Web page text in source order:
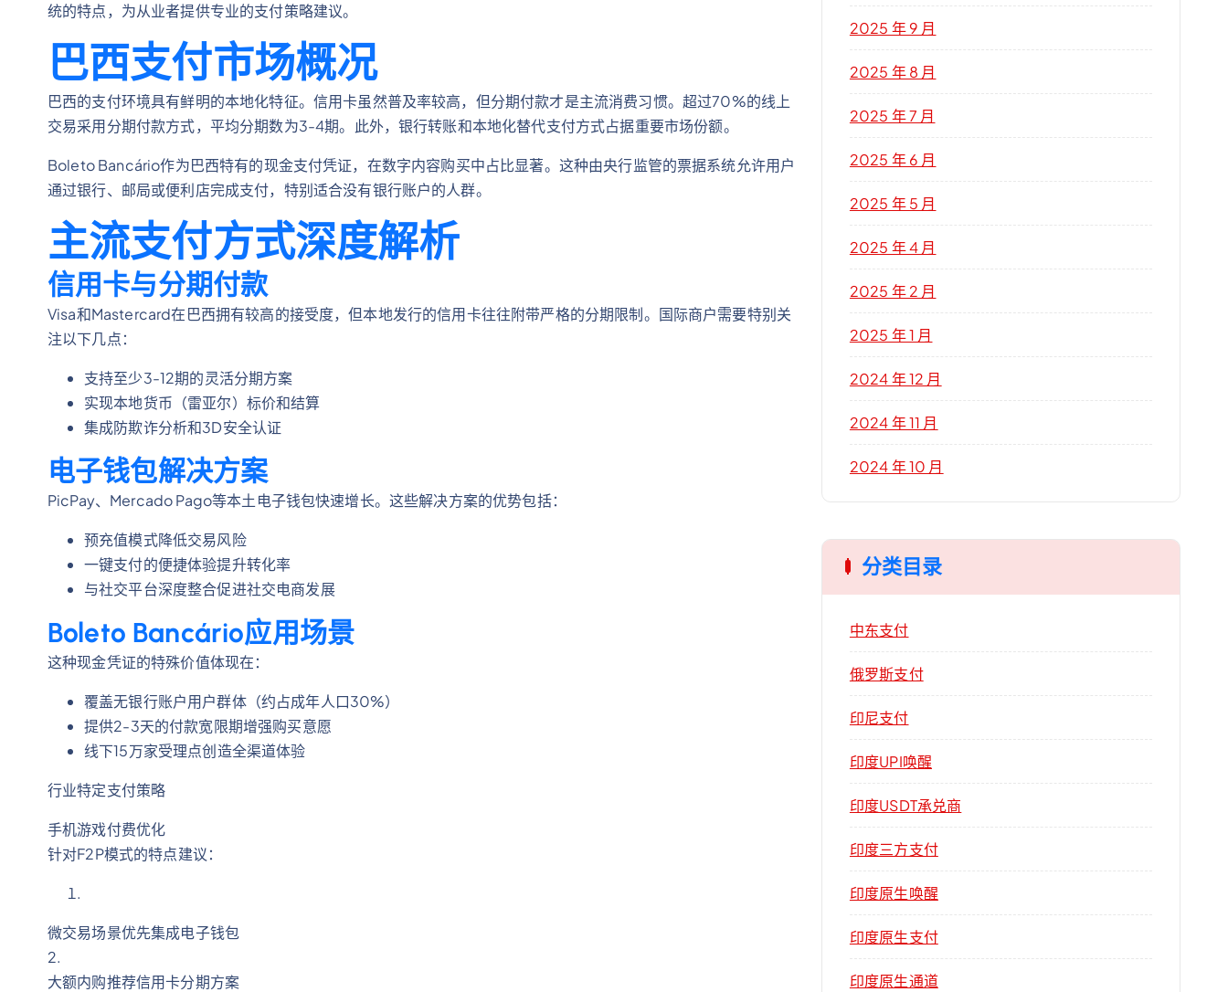
统的特点，为从业者提供专业的支付策略建议。
巴西支付市场概况
巴西的支付环境具有鲜明的本地化特征。信用卡虽然普及率较高，但分期付款才是主流消费习惯。超过70%的线上
交易采用分期付款方式，平均分期数为3-4期。此外，银行转账和本地化替代支付方式占据重要市场份额。
Boleto Bancário作为巴西特有的现金支付凭证，在数字内容购买中占比显著。这种由央行监管的票据系统允许用户
通过银行、邮局或便利店完成支付，特别适合没有银行账户的人群。
主流支付方式深度解析
信用卡与分期付款
Visa和Mastercard在巴西拥有较高的接受度，但本地发行的信用卡往往附带严格的分期限制。国际商户需要特别关
注以下几点：
支持至少3-12期的灵活分期方案
实现本地货币（雷亚尔）标价和结算
集成防欺诈分析和3D安全认证
电子钱包解决方案
PicPay、Mercado Pago等本土电子钱包快速增长。这些解决方案的优势包括：
预充值模式降低交易风险
一键支付的便捷体验提升转化率
与社交平台深度整合促进社交电商发展
Boleto Bancário应用场景
这种现金凭证的特殊价值体现在：
覆盖无银行账户用户群体（约占成年人口30%）
提供2-3天的付款宽限期增强购买意愿
线下15万家受理点创造全渠道体验
行业特定支付策略
手机游戏付费优化
针对F2P模式的特点建议：
微交易场景优先集成电子钱包
2.
大额内购推荐信用卡分期方案
2025 年 9 月
2025 年 8 月
2025 年 7 月
2025 年 6 月
2025 年 5 月
2025 年 4 月
2025 年 2 月
2025 年 1 月
2024 年 12 月
2024 年 11 月
2024 年 10 月
分类目录
中东支付
俄罗斯支付
印尼支付
印度UPI唤醒
印度USDT承兑商
印度三方支付
印度原生唤醒
印度原生支付
印度原生通道